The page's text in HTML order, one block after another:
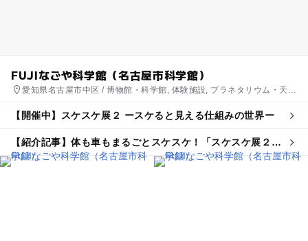
FUJIなごや科学館（名古屋市科学館）
愛知県名古屋市中区 / 博物館・科学館, 体験施設, プラネタリウム・天文
【開催中】スケスケ展２ ースケると見える仕組みの世界ー
【紹介記事】体も車もまるごとスケスケ！「スケスケ展２」
がFUJIなごや科学館で開催